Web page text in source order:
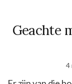
Geachte
4